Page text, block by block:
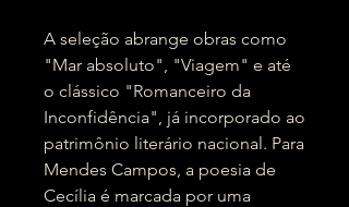
A seleção abrange obras como
"Mar absoluto", "Viagem" e até
o clássico "Romanceiro da
Inconfidência", já incorporado ao
patrimônio literário nacional. Para
Mendes Campos, a poesia de
Cecília é marcada por uma